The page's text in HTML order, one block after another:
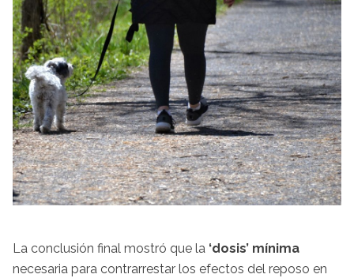
La conclusión final mostró que la ‘dosis’ mínima
necesaria para contrarrestar los efectos del reposo en